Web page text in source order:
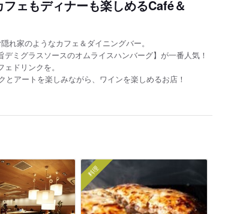
フェもディナーも楽しめるCafé＆
れ家のようなカフェ＆ダイニングバー。
ミグラスソースのオムライスハンバーグ】が一番人気！
ドリンクを。
アートを楽しみながら、ワインを楽しめるお店！
料理